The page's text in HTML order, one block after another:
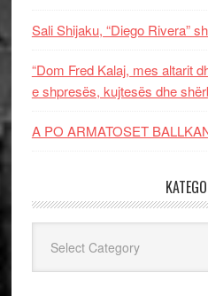
Sali Shijaku, “Diego Rivera”
“Dom Fred Kalaj, mes altarit
e shpresës, kujtesës dhe
A PO ARMATOSET